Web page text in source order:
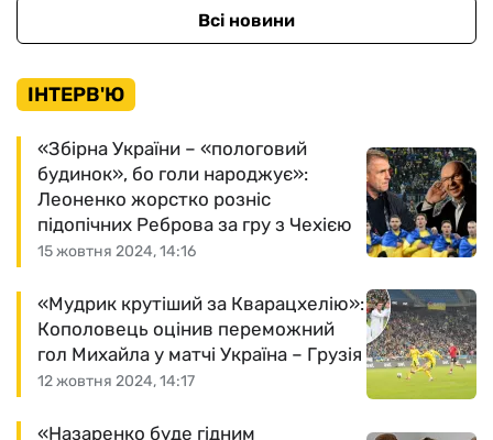
Всі новини
ІНТЕРВ'Ю
15 жовтня 2024, 14:16
«Збірна України – «пологовий
будинок», бо голи народжує»:
Леоненко жорстко розніс
підопічних Реброва за гру з Чехією
12 жовтня 2024, 14:17
«Мудрик крутіший за Кварацхелію»:
Кополовець оцінив переможний
гол Михайла у матчі Україна – Грузія
«Назаренко буде гідним